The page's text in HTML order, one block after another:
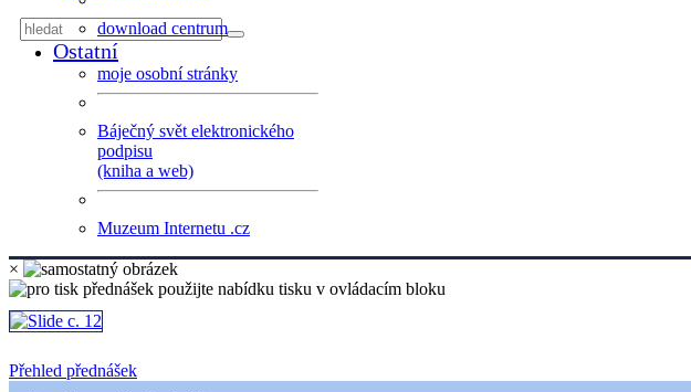
download centrum
Ostatní
moje osobní stránky
Báječný svět elektronického
podpisu
(kniha a web)
Muzeum Internetu .cz
×
Přehled přednášek